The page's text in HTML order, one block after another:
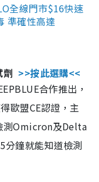
全線門市$16快速
準確性高達
>>按此選購<<
合作推出，
歐盟CE認證，主
測Omicron及Delta
分鐘就能知道檢測